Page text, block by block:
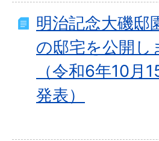
明治記念大磯邸
の邸宅を公開し
（令和6年10月
発表）